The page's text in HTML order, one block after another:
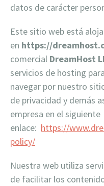
datos de carácter
Este sitio web está
en https://
comercial DreamHost
servicios de hosting
navegar por nuestro
de privacidad y demás
empresa en el siguiente
enlace: https://
policy/
Nuestra web utiliza
de facilitar los